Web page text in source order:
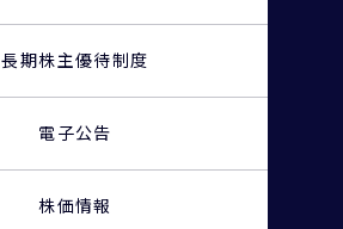
長期株主優待制度
電子公告
株価情報